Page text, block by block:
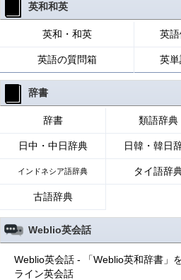
英和和英
英和・和英 英
英語の質問箱 英
辞書
辞書 類語辞典
日中・中日辞典 日韓・韓日
インドネシア語辞典 タイ語辞
古語辞典
Weblio英会話
Weblio英会話 - 「Weblio英和辞書」
ライン英会話